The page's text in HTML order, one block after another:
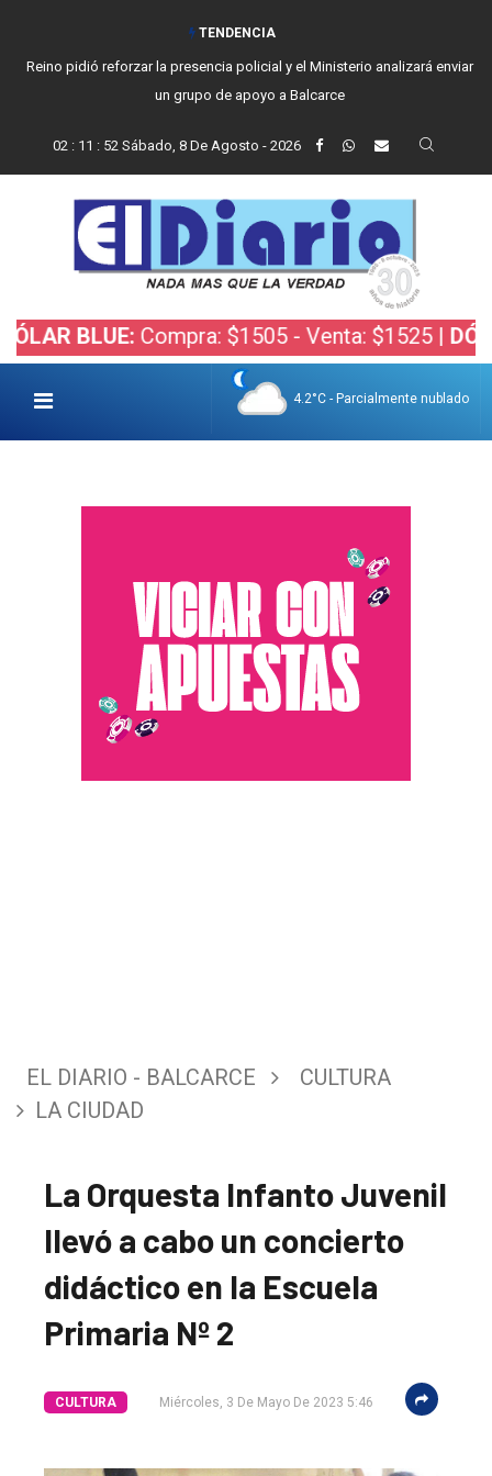
TENDENCIA
Reino pidió reforzar la presencia policial y el Ministerio analizará enviar
un grupo de apoyo a Balcarce
02 : 11 : 54 Sábado, 8 De Agosto - 2026
Compra: $1505 - Venta: $1525 | DÓLAR
4.2°C - Parcialmente nublado
EL DIARIO - BALCARCE
CULTURA
LA CIUDAD
La Orquesta Infanto Juvenil
llevó a cabo un concierto
didáctico en la Escuela
Primaria Nº 2
CULTURA Miércoles, 3 De Mayo De 2023 5:46